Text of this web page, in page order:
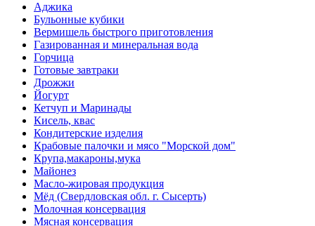
Аджика
Бульонные кубики
Вермишель быстрого приготовления
Газированная и минеральная вода
Горчица
Готовые завтраки
Дрожжи
Йогурт
Кетчуп и Маринады
Кисель, квас
Кондитерские изделия
Крабовые палочки и мясо "Морской дом"
Крупа,макароны,мука
Майонез
Масло-жировая продукция
Мёд (Свердловская обл. г. Сысерть)
Молочная консервация
Мясная консервация